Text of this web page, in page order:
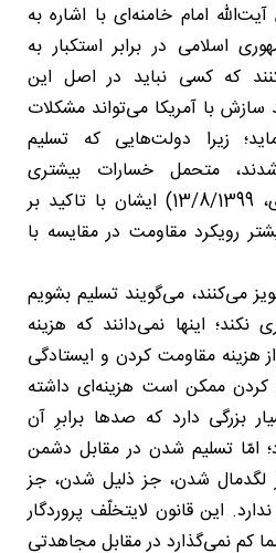
امام خامنه‌ای با اشاره به
اسلامی در برابر استکبار به
که کسی نباید در اصل این
با آمریکا می‌تواند مشکلات
زیرا دولت‌هایی که تسلیم
شدند، متحمل خسارات بیشتری
شده‌اند. (آیت الله خامنه‌ای، 13/8/1399) ایشان با تاکید بر
رویکرد مقاومت در مقایسه با
می‌کنند، می‌گویند تسلیم بشویم
اینها نمی‌دانند که هزینه‌
هزینه‌ مقاومت کردن و ایستادگی
کردن ممکن است هزینه‌ای داشته
بزرگی دارد که صدها برابرِ آن
امّا تسلیم شدن در مقابل دشمن
شدن، جز ذلیل شدن، جز
این قانون لایتخلّف پروردگار
کم نمی‌گذارد در مقابل مجاهدتی